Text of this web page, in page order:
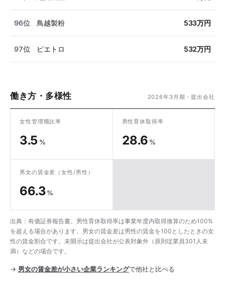
96位 鳥越製粉 533万円
97位 ピエトロ 532万円
働き方・多様性 2026年3月期・提出会社
女性管理職比率
3.5 %
男性育休取得率
28.6 %
男女の賃金差 （女性/男性）
66.3%
出典：有価証券報告書。男性育休取得率は事業年度内取得換算のため100%
を超える場合があります。男女の賃金差は男性の賃金を100としたときの女
性の賃金割合です。未開示は提出会社が公表対象外（原則従業員301人未
満）などの場合です。
→ 男女の賃金差が小さい企業ランキングで他社と比べる